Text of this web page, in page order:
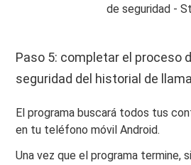
de seguridad -
Paso 5: completar el proceso
seguridad del historial de
El programa buscará todos tus
en tu teléfono móvil Android.
Una vez que el programa termine,